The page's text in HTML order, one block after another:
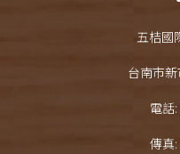
五桔國
台南市
電話:
傳真: